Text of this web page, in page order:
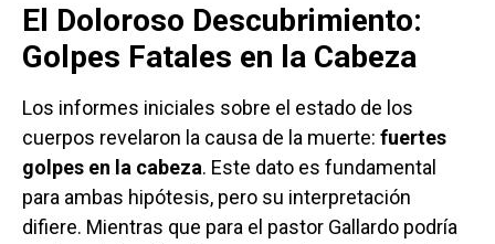
El Doloroso Descubrimiento:
Golpes Fatales en la Cabeza
Los informes iniciales sobre el estado de los
cuerpos revelaron la causa de la muerte: fuertes
golpes en la cabeza. Este dato es fundamental
para ambas hipótesis, pero su interpretación
difiere. Mientras que para el pastor Gallardo podría